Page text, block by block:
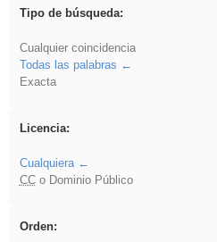
Tipo de búsqueda:
Cualquier coincidencia
Todas las palabras
Exacta
Licencia:
Cualquiera
CCo Dominio Público
Orden: